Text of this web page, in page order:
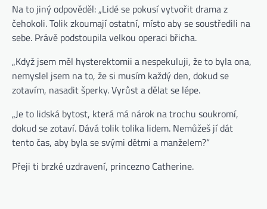
Na to jiný odpověděl: „Lidé se pokusí vytvořit drama z
čehokoli. Tolik zkoumají ostatní, místo aby se soustředili na
sebe. Právě podstoupila velkou operaci břicha.
„Když jsem měl hysterektomii a nespekuluji, že to byla ona,
nemyslel jsem na to, že si musím každý den, dokud se
zotavím, nasadit šperky. Vyrůst a dělat se lépe.
„Je to lidská bytost, která má nárok na trochu soukromí,
dokud se zotaví. Dává tolik tolika lidem. Nemůžeš jí dát
tento čas, aby byla se svými dětmi a manželem?“
Přeji ti brzké uzdravení, princezno Catherine.